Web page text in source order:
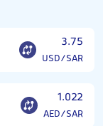
3.75
USD/SAR
1.022
AED/SAR